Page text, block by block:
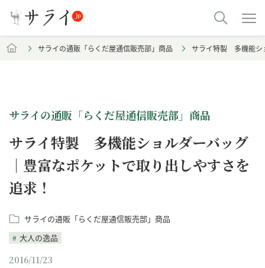
サライの通販「らくだ屋通信販売部」商品 サライ特製 多機能シ
サライの通販「らくだ屋通信販売部」商品
サライ特製 多機能ショルダーバッグ
｜豊富なポケットで取り出しやすさを
追求！
サライの通販「らくだ屋通信販売部」商品
大人の逸品
2016/11/23